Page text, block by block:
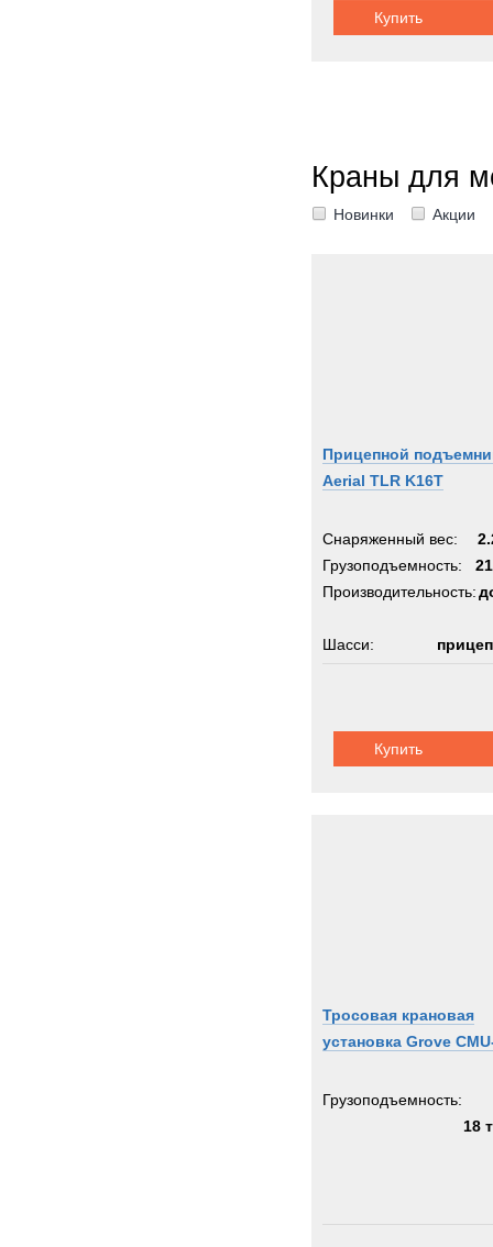
Купить
Краны для
Новинки Акции
Прицепной
Aerial TLR K16T
Снаряженный вес:
Грузоподъемность:
Производительность:
Шасси:
Купить
Тросовая крановая
установка Grove
Грузоподъемность:
18